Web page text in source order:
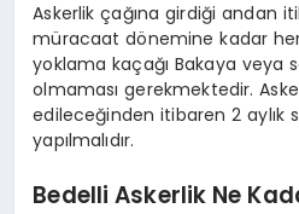
Askerlik çağına girdiği andan
müracaat dönemine kadar
yoklama kaçağı Bakaya veya
olmaması gerekmektedir.
edileceğinden itibaren 2 aylık
yapılmalıdır.
Bedelli Askerlik Ne